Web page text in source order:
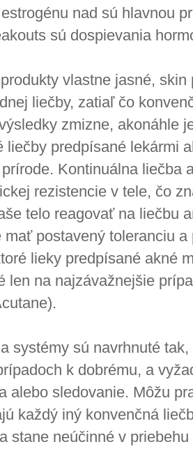
nad sú hlavnou
sú dospievania
vlastne jasné,
liečby, zatiaľ čo
zmizne, akonáhle
liečby predpísané lekármi
Kontinuálna liečba
rezistencie v tele, čo
telo reagovať na liečbu
mať postavený toleranciu
lieky predpísané akné
len na najzávažnejšie
systémy sú navrhnuté
k dobrému, a
alebo sledovanie. Môžu
každý iný konvenčná
stane neúčinné v priebehu